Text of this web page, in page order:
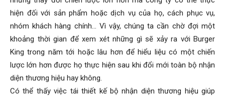
hiện đối với sản phẩm hoặc dịch vụ của họ, cách phục vụ,
nhóm khách hàng chính… Vì vậy, chúng ta cần chờ đợi một
khoảng thời gian để xem xét những gì sẽ xảy ra với Burger
King trong năm tới hoặc lâu hơn để hiểu liệu có một chiến
lược lớn hơn được họ thực hiện sau khi đổi mới toàn bộ nhận
diện thương hiệu hay không.
Có thể thấy việc tái thiết kế bộ nhận diện thương hiệu giúp